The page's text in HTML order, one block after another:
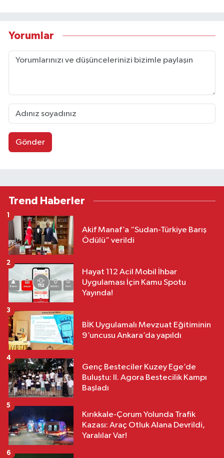
Yorumlar
Gönder
Trend Haberler
Akif Manaf’a “Sudan-Türkiye Barış
Ödülü” verildi
1
Hayat 112 Acil Mobil İhbar
Uygulaması İçin Kamu Spotu
Yayında!
2
BİK Uygulamalı Mevzuat Eğitiminin
9’uncusu Ankara’da yapıldı
3
Genç Besteciler Kuzey Ege’de
Buluştu: II. Agora Bestecilik Kampı
Başladı
4
Kırıkkale-Çorum Yolunda Trafik
Kazası: Araç Otluk Alana Devrildi,
Yaralılar Var!
5
6